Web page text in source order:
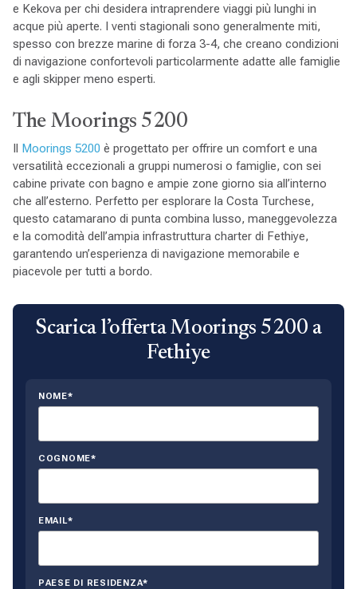
e Kekova per chi desidera intraprendere viaggi più lunghi in
acque più aperte. I venti stagionali sono generalmente miti,
spesso con brezze marine di forza 3-4, che creano condizioni
di navigazione confortevoli particolarmente adatte alle famiglie
e agli skipper meno esperti.
The Moorings 5200
Il Moorings 5200 è progettato per offrire un comfort e una
versatilità eccezionali a gruppi numerosi o famiglie, con sei
cabine private con bagno e ampie zone giorno sia all’interno
che all’esterno. Perfetto per esplorare la Costa Turchese,
questo catamarano di punta combina lusso, maneggevolezza
e la comodità dell’ampia infrastruttura charter di Fethiye,
garantendo un’esperienza di navigazione memorabile e
piacevole per tutti a bordo.
Scarica l’offerta Moorings 5200 a
Fethiye
NOME*
COGNOME*
EMAIL*
PAESE DI RESIDENZA*